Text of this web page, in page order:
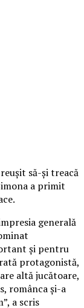
să-şi treacă
a primit
generală
şi pentru
protagonistă,
altă jucătoare,
românca şi-a
a scris